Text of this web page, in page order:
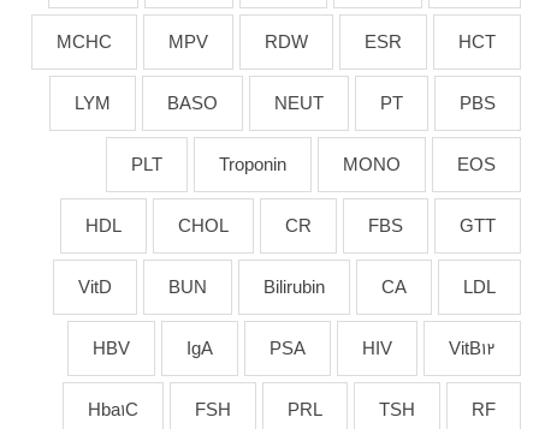
HCT
ESR
RDW
MPV
MCHC
PBS
PT
NEUT
BASO
LYM
EOS
MONO
Troponin
PLT
GTT
FBS
CR
CHOL
HDL
LDL
CA
Bilirubin
BUN
VitD
VitB12
HIV
PSA
IgA
HBV
RF
TSH
PRL
FSH
Hba1C